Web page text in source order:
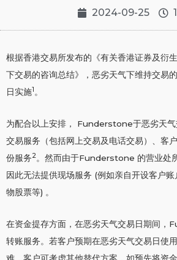
2024-09-25
根据香港交易所发布的《有关香港证券及衍
下交易的咨询总结》，恶劣天气下维持交易
日实施1 。
为配合以上安排， Funderstone于恶劣天气
交易服务（包括网上交易及电话交易）、客
份服务2。然而由于Funderstone 的营业处
因此无法提供现场服务 (例如亲自开设客户
物股票等) 。
在资金提存方面，在恶劣天气交易日期间
转账服务。若客户预期在恶劣天气交易日使